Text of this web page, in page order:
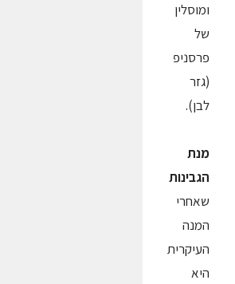
ומוסלין
של
פרסניפ
(גזר
לבן).
מנת
הגבינות
שאחרי
המנה
העיקרית
היא